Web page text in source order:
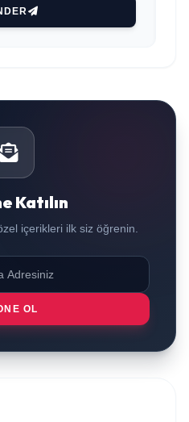
Katılın
içerikleri ilk siz öğrenin.
OL